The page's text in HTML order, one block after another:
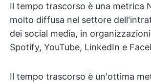
Il tempo trascorso è una metrica
molto diffusa nel settore
dei social media, in
Spotify, YouTube, LinkedIn e
Il tempo trascorso è un'ottima